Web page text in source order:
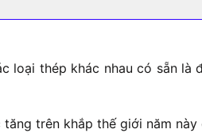
loại thép khác nhau có sẵn là
trên khắp thế giới năm này